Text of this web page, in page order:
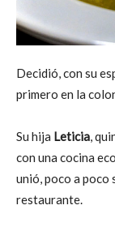
Decidió, con su
primero en la
Su hija Leticia ,
con una cocina
unió, poco a
restaurante.